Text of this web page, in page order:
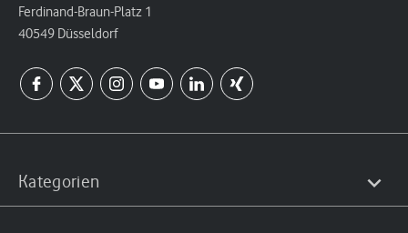
Ferdinand-Braun-Platz 1
40549 Düsseldorf
Kategorien